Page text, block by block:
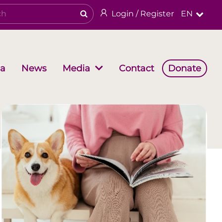
Login / Register EN
News Media Contact Donate